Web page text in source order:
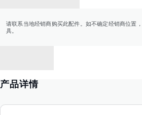
请联系当地经销商购买此配件。如不确定经销商位置
具。
产品详情